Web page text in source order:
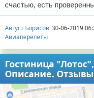
счастью, есть
Август Борисов 30-06-2019
Авиаперелеты
Гостиница
Описание. Отзывы